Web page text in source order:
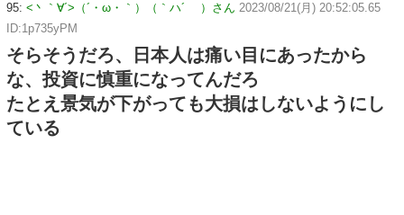
95: <丶｀∀´>（´・ω・｀）（｀ハ´ ）さん 2023/08/21(月) 20:52:05.65
ID:1p735yPM
そらそうだろ、日本人は痛い目にあったから
な、投資に慎重になってんだろ
たとえ景気が下がっても大損はしないようにし
ている